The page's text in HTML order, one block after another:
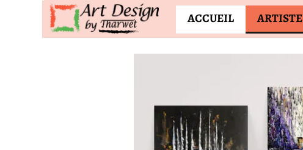
ACCUEIL ARTISTE